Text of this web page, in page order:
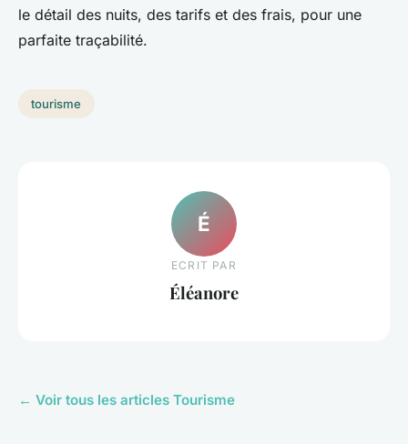
le détail des nuits, des tarifs et des frais, pour une
parfaite traçabilité.
tourisme
É
ECRIT PAR
Éléanore
← Voir tous les articles Tourisme